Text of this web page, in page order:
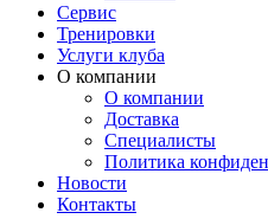
Сервис
Тренировки
Услуги клуба
О компании
О компании
Доставка
Специалисты
Политика
Новости
Контакты